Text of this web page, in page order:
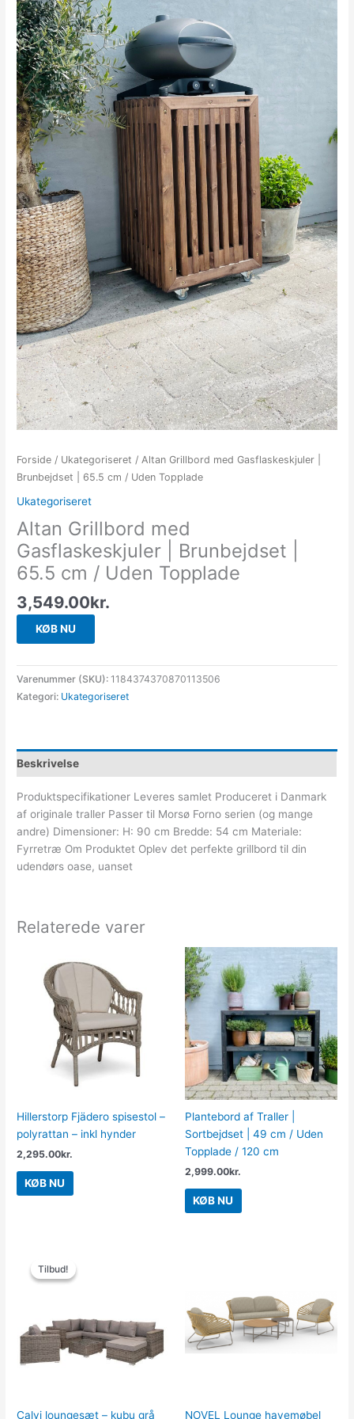
Forside / Ukategoriseret / Altan Grillbord med Gasflaskeskjuler |
Brunbejdset | 65.5 cm / Uden Topplade
Ukategoriseret
Altan Grillbord med
Gasflaskeskjuler | Brunbejdset |
65.5 cm / Uden Topplade
3,549.00kr.
KØB NU
Varenummer (SKU): 1184374370870113506
Kategori: Ukategoriseret
Beskrivelse
Produktspecifikationer Leveres samlet Produceret i Danmark
af originale traller Passer til Morsø Forno serien (og mange
andre) Dimensioner: H: 90 cm Bredde: 54 cm Materiale:
Fyrretræ Om Produktet Oplev det perfekte grillbord til din
udendørs oase, uanset
Relaterede varer
Hillerstorp Fjädero spisestol –
polyrattan – inkl hynder
2,295.00kr.
KØB NU
Plantebord af Traller |
Sortbejdset | 49 cm / Uden
Topplade / 120 cm
2,999.00kr.
KØB NU
Tilbud!
Tilbud!
Calvi loungesæt – kubu grå NOVEL Lounge havemøbel